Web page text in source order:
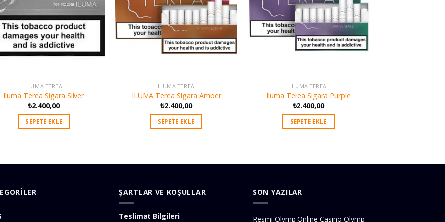
ILUMA TEREA
Iluma Terea Sigara Silver
₺2.400,00
SEPETE EKLE
ILUMA TEREA
ILUMA Terea Sigara Amber
₺2.400,00
SEPETE EKLE
ILUMA TEREA
Iluma Terea Sigara Purple
₺2.400,00
SEPETE EKLE
ŞARTLAR VE KOŞULLAR
Teslimat Bilgileri
SON YAZILAR
Resmi Olymp Online Casino Olymp